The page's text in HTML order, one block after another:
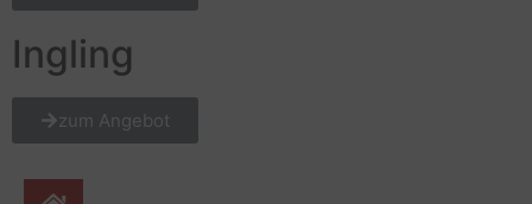
Ingling
zum Angebot